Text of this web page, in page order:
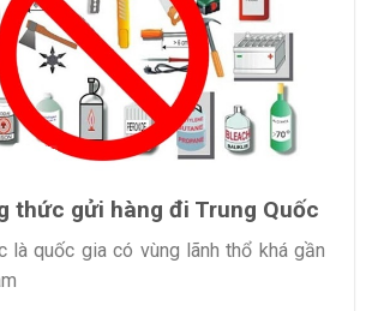
thức gửi hàng đi Trung Quốc
là quốc gia có vùng lãnh thổ khá gần